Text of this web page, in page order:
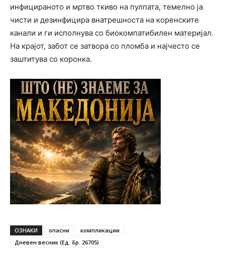
инфицираното и мртво ткиво на пулпата, темелно ја
чисти и дезинфицира внатрешноста на коренските
канали и ги исполнува со биокомпатибилен материјал.
На крајот, забот се затвора со пломба и најчесто се
заштитува со коронка.
ОЗНАКИ опасни
компликации
Дневен весник (Ед. бр. 26705)